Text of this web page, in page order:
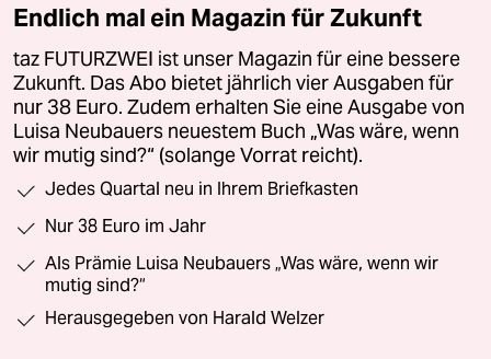
Endlich mal ein Magazin für Zukunft
taz FUTURZWEI ist unser Magazin für eine bessere
Zukunft. Das Abo bietet jährlich vier Ausgaben für
nur 38 Euro. Zudem erhalten Sie eine Ausgabe von
Luisa Neubauers neuestem Buch „Was wäre, wenn
wir mutig sind?“ (solange Vorrat reicht).
Jedes Quartal neu in Ihrem Briefkasten
Nur 38 Euro im Jahr
Als Prämie Luisa Neubauers „Was wäre, wenn wir
mutig sind?“
Herausgegeben von Harald Welzer